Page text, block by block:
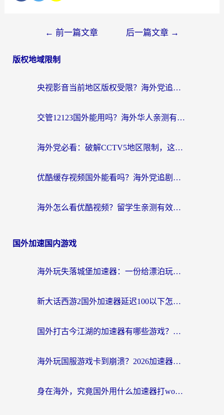
← 前一篇文章 后一篇文章 →
版权地域限制
央视影音当前地区版权受限？海外党追剧看片的终极解决方案来了
交管12123国外能用吗？海外华人亲测有效的回国加速器选择指南
海外党必看：破解CCTV5地区限制，这样看欧洲杯奥运直播才够爽！
优酷缓存视频国外能看吗？海外党追剧看片的终极解决方案来了
海外怎么看优酷视频？留学生亲测有效的回国加速器选择指南
国外加速国内游戏
海外玩失落城堡加速器：一份给漂泊玩家的网络自救指南
新大话西游2国外加速器延迟100以下怎么办？海外党实测有效的低延迟指南
国外打古今江湖的加速器有哪些游戏？一个海外玩家的终极选择指南
海外玩国服游戏卡到崩溃？2026加速器免费推荐+实用指南（亲测有效）
身在海外，究竟国外用什么加速器打wow好？